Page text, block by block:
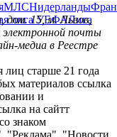
МЛСНидерланды
лига УЕФАЛига
дом. 15, м. Львов,
электронной почты
медиа в Реестре
лиц старше 21 года
материалов ссылка
и
на сайтт
знаком